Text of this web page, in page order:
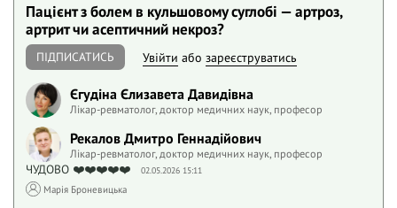
Пацієнт з болем в кульшовому суглобі — артроз,
артрит чи асептичний некроз?
ПІДПИСАТИСЬ Увійти або зареєструватись
Єгудіна Єлизавета Давидівна
Лікар-ревматолог, доктор медичних наук, професор
Рекалов Дмитро Геннадійович
Лікар-ревматолог, доктор медичних наук, професор
ЧУДОВО ❤️❤️❤️❤️❤️ 02.05.2026 15:11
Марія Броневицька